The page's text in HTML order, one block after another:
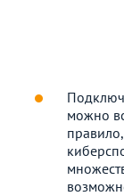
можно